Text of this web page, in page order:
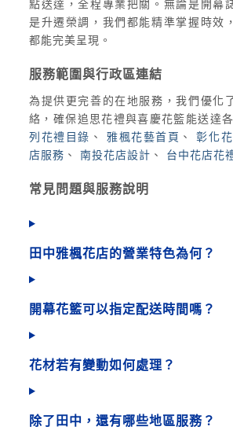
點送達，全程專業把關。無論是開幕
是升遷榮調，我們都能精準掌握時效
都能完美呈現。
服務範圍與行政區連結
為提供更完善的在地服務，我們優化
絡，確保追思花禮與喜慶花籃能送達
列花禮目錄 、 雅楓花藝首頁 、彰化
店服務 、南投花店設計 、 台中花店花
常見問題與服務說明
田中雅楓花店的營業特色為何？
開幕花籃可以指定配送時間嗎？
花材若有變動如何處理？
除了田中，還有哪些地區服務？